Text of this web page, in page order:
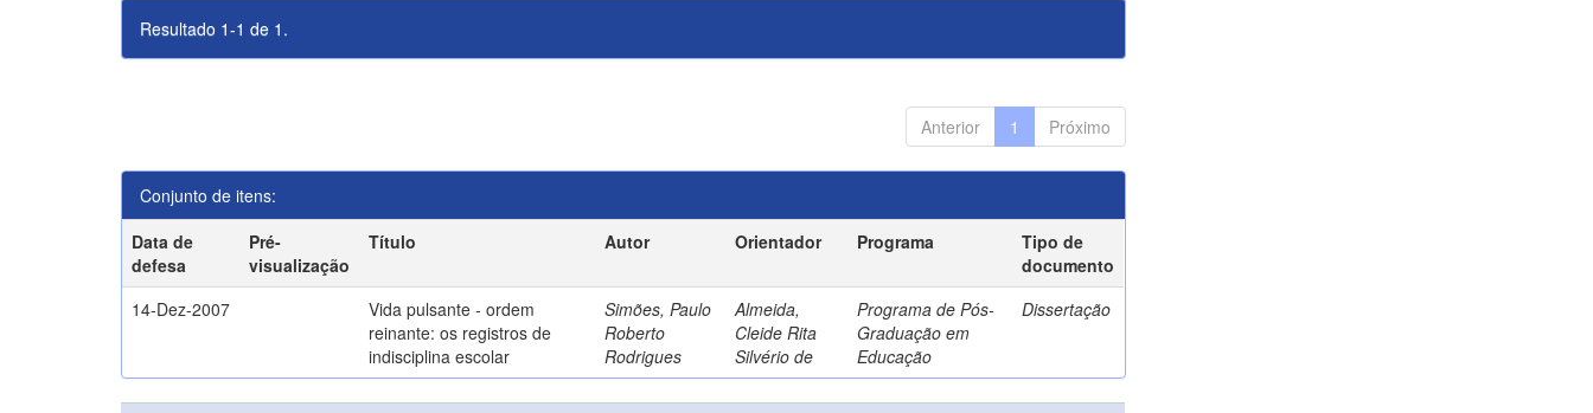
Resultado 1-1 de 1.
Anterior 1 Próximo
Conjunto de itens:
Data de
defesa
Pré-
visualização
Título Autor Orientador Programa
Tipo de
documento
14-Dez-2007
Vida pulsante - ordem
reinante: os registros de
indisciplina escolar
Simões, Paulo
Roberto
Rodrigues
Almeida,
Cleide Rita
Silvério de
Programa de Pós-
Graduação em
Educação
Dissertação